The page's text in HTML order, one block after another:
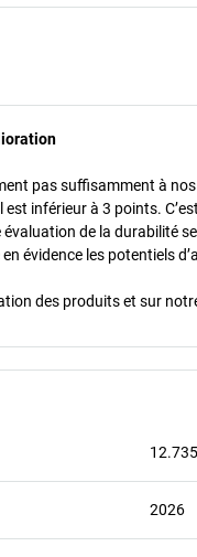
pas suffisamment à
inférieur à 3 points.
de la durabilité
évidence les potentiels
des produits et sur
12.735
2026